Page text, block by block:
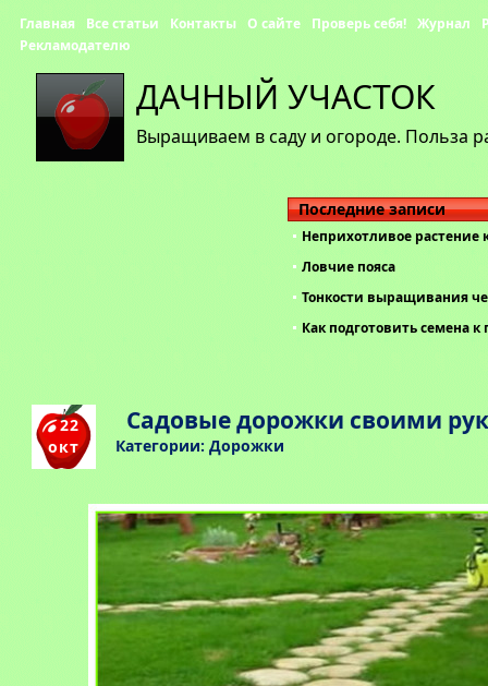
ДАЧНЫЙ УЧАСТОК
Выращиваем в саду и огороде. Польза
Главная Все статьи Контакты О сайте Проверь себя! Журнал
Рекламодателю
Последние записи
Неприхотливое растение
Ловчие пояса
Тонкости выращивания
Как подготовить семена к
22
окт
Садовые дорожки своими
Категории: Дорожки